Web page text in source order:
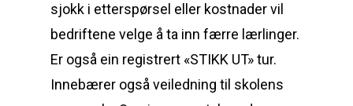
sjokk i etterspørsel eller kostnader vil
bedriftene velge å ta inn færre lærlinger.
Er også ein registrert «STIKK UT» tur.
Innebærer også veiledning til skolens